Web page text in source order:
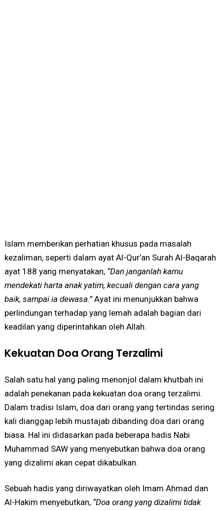
Islam memberikan perhatian khusus pada masalah
kezaliman, seperti dalam ayat Al-Qur’an Surah Al-Baqarah
ayat 188 yang menyatakan, “Dan janganlah kamu
mendekati harta anak yatim, kecuali dengan cara yang
baik, sampai ia dewasa.”Ayat ini menunjukkan bahwa
perlindungan terhadap yang lemah adalah bagian dari
keadilan yang diperintahkan oleh Allah.
Kekuatan Doa Orang Terzalimi
Salah satu hal yang paling menonjol dalam khutbah ini
adalah penekanan pada kekuatan doa orang terzalimi.
Dalam tradisi Islam, doa dari orang yang tertindas sering
kali dianggap lebih mustajab dibanding doa dari orang
biasa. Hal ini didasarkan pada beberapa hadis Nabi
Muhammad SAW yang menyebutkan bahwa doa orang
yang dizalimi akan cepat dikabulkan.
Sebuah hadis yang diriwayatkan oleh Imam Ahmad dan
Al-Hakim menyebutkan, “Doa orang yang dizalimi tidak